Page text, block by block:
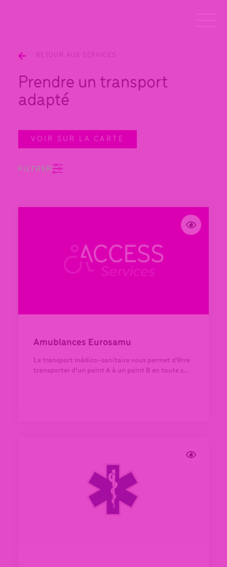
RETOUR AUX SERVICES
Prendre un transport
adapté
VOIR SUR LA CARTE
FILTRER
Amublances Eurosamu
Le transport médico-sanitaire vous permet d’être
transporter d’un point A à un point B en toute s...